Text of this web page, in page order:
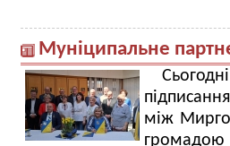
Муніципальне
між